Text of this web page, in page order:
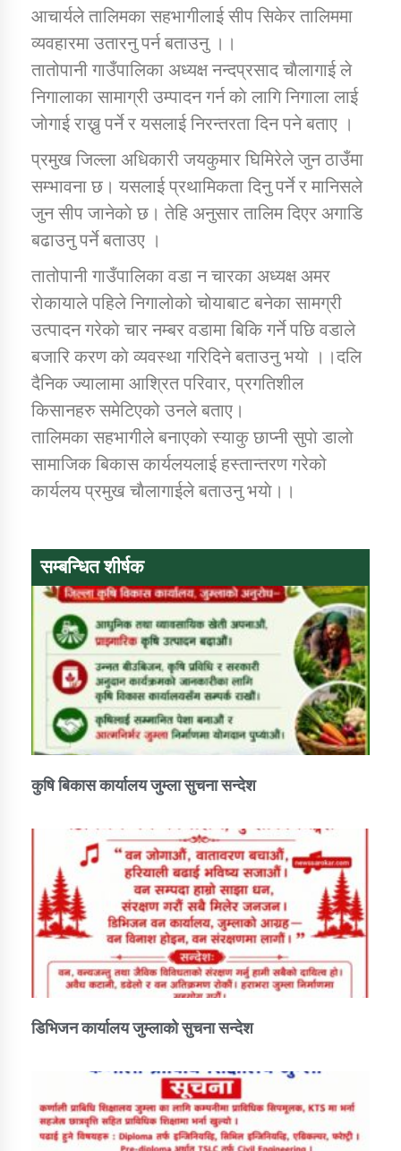
तातोपानी गाउँपालिकाको न्यायिक समिति सम्बन्धी सन्देश
तातोपानी गाउँपालिका जुम्लाको महिला तथा लैङ्गिक हिंसा
सम्बन्धी सूचना सन्देश
तातोपानी गाउँपालिका जुम्लाको महिनावारी सम्बन्धिकाे
सन्देश
तातोपानी गाउँपालिका जुम्लाको बालविवाह सन्देश
आचार्यले तालिमका सहभागीलाई सीप सिकेर तालिममा
व्यवहारमा उतारनु पर्न बताउनु ।।
तातोपानी गाउँपालिका अध्यक्ष नन्दप्रसाद चाैलागाई ले
निगालाका सामाग्री उम्पादन गर्न काे लागि निगाला लाई
जाेगाई राख्नु पर्ने र यसलाई निरन्तरता दिन पने बताए ।
प्रमुख जिल्ला अधिकारी जयकुमार घिमिरेले जुन ठाउँमा
सम्भावना छ। यसलाई प्रथामिकता दिनु पर्ने र मानिसले
जुन सीप जानेकाे छ। तेहि अनुसार तालिम दिएर अगाडि
बढाउनु पर्ने बताउए ।
तातोपानी गाउँपालिका वडा न चारका अध्यक्ष अमर
राेकायाले पहिले निगालोको चोयाबाट बनेका सामग्री
उत्पादन गरेकाे चार नम्बर वडामा बिकि गर्ने पछि वडाले
बजारि करण काे व्यवस्था गरिदिने बताउनु भयाे ।।दलि
दैनिक ज्यालामा आश्रित परिवार, प्रगतिशील
किसानहरु समेटिएको उनले बताए।
तालिमका सहभागीले बनाएकाे स्याकु छाप्नी सुपाे डालाे
सामाजिक बिकास कार्यलयलाई हस्तान्तरण गरेको
कार्यलय प्रमुख चाैलागाईले बताउनु भयाे।।
सम्बन्धित शीर्षक
कुषि बिकास कार्यालय जुम्ला सुचना सन्देश
डिभिजन कार्यालय जुम्लाको सुचना सन्देश